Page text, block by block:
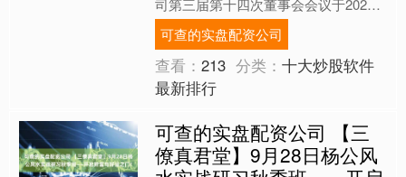
司第三届第十四次董事会会议于2025
年7月18日以现场及通讯方式召开。会
议审议了....
可查的实盘配资公司
查看：213 分类：十大炒股软件
最新排行
可查的实盘配资公司 【三
僚真君堂】9月28日杨公风